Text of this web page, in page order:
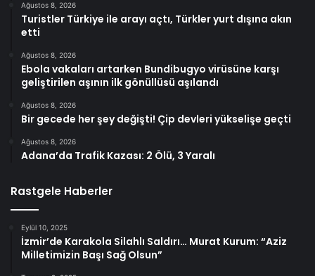
Ağustos 8, 2026
Turistler Türkiye ile arayı açtı, Türkler yurt dışına akın
etti
Ağustos 8, 2026
Ebola vakaları artarken Bundibugyo virüsüne karşı
geliştirilen aşının ilk gönüllüsü aşılandı
Ağustos 8, 2026
Bir gecede her şey değişti! Çip devleri yükselişe geçti
Ağustos 8, 2026
Adana’da Trafik Kazası: 2 Ölü, 3 Yaralı
Rastgele Haberler
Eylül 10, 2025
İzmir’de Karakola Silahlı Saldırı… Murat Kurum: “Aziz
Milletimizin Başı Sağ Olsun”